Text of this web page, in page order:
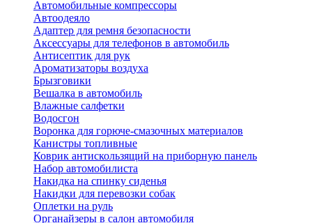
Автомобильные компрессоры
Автоодеяло
Адаптер для ремня безопасности
Аксессуары для телефонов в автомобиль
Антисептик для рук
Ароматизаторы воздуха
Брызговики
Вешалка в автомобиль
Влажные салфетки
Водосгон
Воронка для горюче-смазочных материалов
Канистры топливные
Коврик антискользящий на приборную панель
Набор автомобилиста
Накидка на спинку сиденья
Накидки для перевозки собак
Оплетки на руль
Органайзеры в салон автомобиля